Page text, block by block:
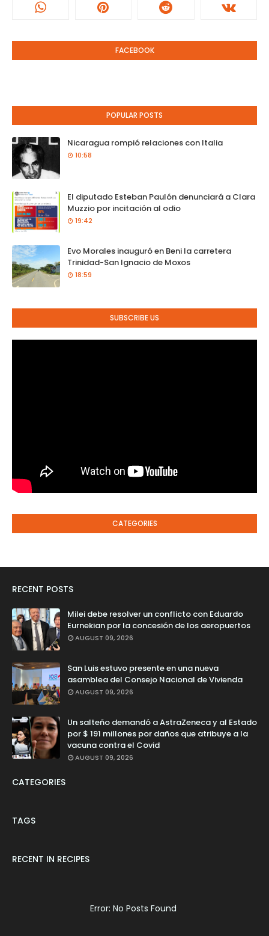
FACEBOOK
POPULAR POSTS
Nicaragua rompió relaciones con Italia
10:58
El diputado Esteban Paulón denunciará a Clara
Muzzio por incitación al odio
19:42
Evo Morales inauguró en Beni la carretera
Trinidad-San Ignacio de Moxos
18:59
SUBSCRIBE US
CATEGORIES
RECENT POSTS
Milei debe resolver un conflicto con Eduardo
Eurnekian por la concesión de los aeropuertos
AUGUST 09, 2026
San Luis estuvo presente en una nueva
asamblea del Consejo Nacional de Vivienda
AUGUST 09, 2026
Un salteño demandó a AstraZeneca y al Estado
por $ 191 millones por daños que atribuye a la
vacuna contra el Covid
AUGUST 09, 2026
CATEGORIES
TAGS
RECENT IN RECIPES
Error: No Posts Found